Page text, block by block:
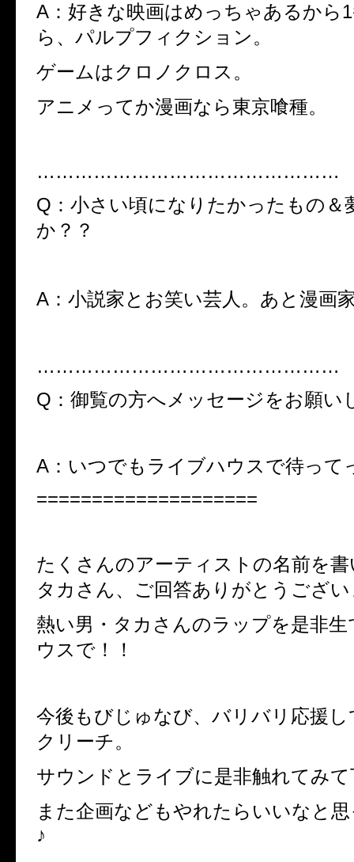
A：好きな映画はめっちゃあるから
ら、パルプフィクション。
ゲームはクロノクロス。
アニメってか漫画なら東京喰種。
…………………………………………
Q：小さい頃になりたかったもの＆
か？？
A：小説家とお笑い芸人。あと漫画
…………………………………………
Q：御覧の方へメッセージをお願い
A：いつでもライブハウスで待って
====================
たくさんのアーティストの名前を
タカさん、ご回答ありがとうござ
熱い男・タカさんのラップを是非
ウスで！！
今後もびじゅなび、バリバリ応援
クリーチ。
サウンドとライブに是非触れてみ
また企画などもやれたらいいなと
♪